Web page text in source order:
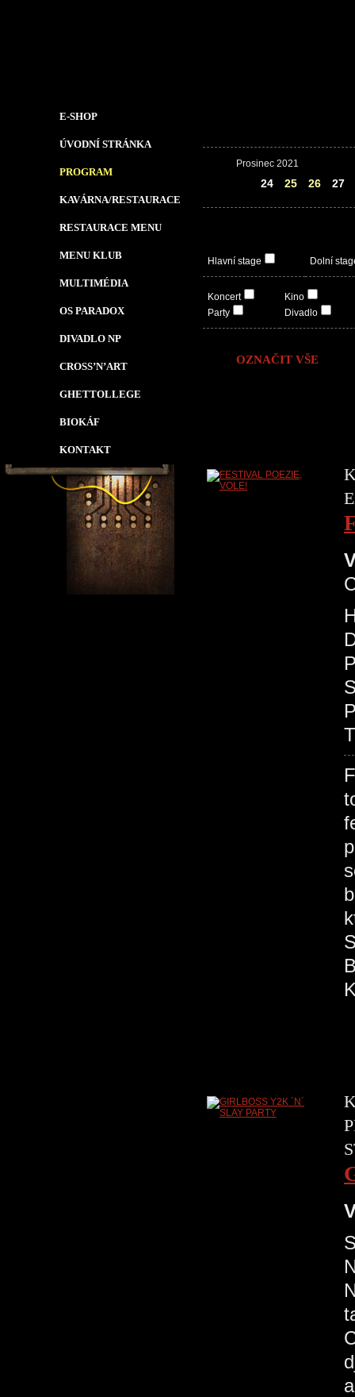
E-SHOP
ÚVODNÍ STRÁNKA
PROGRAM
KAVÁRNA/RESTAURACE
RESTAURACE MENU
MENU KLUB
MULTIMÉDIA
OS PARADOX
DIVADLO NP
CROSS’N’ART
GHETTOLLEGE
BIOKÁF
KONTAKT
Prosinec 2021
24 25 26 27
Hlavní stage Dolní
Koncert
Party
Kino
Divadlo
OZNAČIT VŠE